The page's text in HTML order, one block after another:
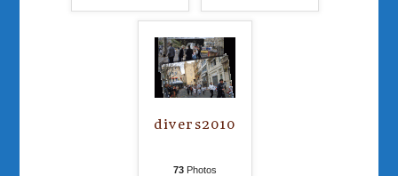
2010
12-2010
divers2010
73Photos